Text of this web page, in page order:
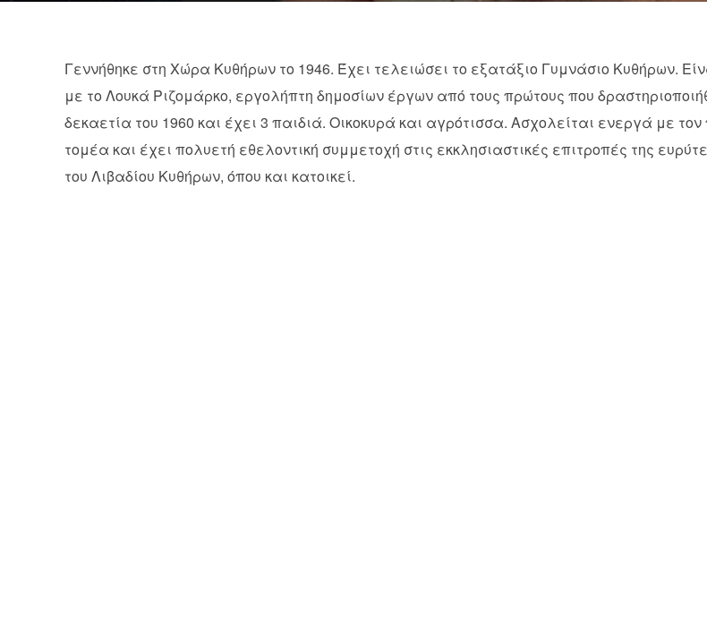
Γεννήθηκε στη Χώρα Κυθήρων το 1946. Έχει τελειώσει το εξατάξιο Γυμνάσιο Κυθήρων.
με το Λουκά Ριζομάρκο, εργολήπτη δημοσίων έργων από τους πρώτους που
δεκαετία του 1960 και έχει 3 παιδιά. Οικοκυρά και αγρότισσα. Ασχολείται ενεργά με
τομέα και έχει πολυετή εθελοντική συμμετοχή στις εκκλησιαστικές επιτροπές της
του Λιβαδίου Κυθήρων, όπου και κατοικεί.